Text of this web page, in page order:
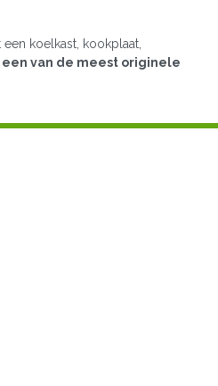
koelkast, kookplaat,
een van de meest originele